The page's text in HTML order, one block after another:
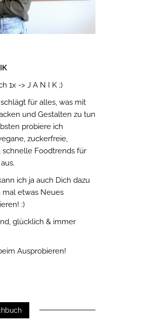
1x -> J A N I K ;)
für alles, was mit
und Gestalten zu tun
probiere ich
zuckerfreie,
schnelle Foodtrends für
ich ja auch Dich dazu
mal etwas Neues
:)
glücklich & immer
Ausprobieren!